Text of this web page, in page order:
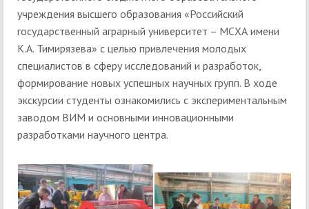
учреждения высшего образования «Российский
государственный аграрный университет – МСХА имени
К.А. Тимирязева» с целью привлечения молодых
специалистов в сферу исследований и разработок,
формирование новых успешных научных групп. В ходе
экскурсии студенты ознакомились с экспериментальным
заводом ВИМ и основными инновационными
разработками научного центра.